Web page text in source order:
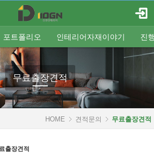
포트폴리오 인테리어자재이야기 진
조직도 오시는 길
별샷시 기타공사
욕실 타일 바닥재 벽지
견적 인테리어셀프자동견적
FAQ
무료출장견적
HOME 견적문의 무료출장견적
출장견적
스케치북5
스케치북5